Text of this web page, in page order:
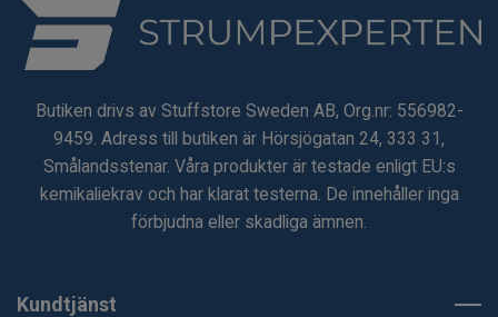
Butiken drivs av Stuffstore Sweden AB, Org.nr: 556982-
9459. Adress till butiken är Hörsjögatan 24, 333 31,
Smålandsstenar. Våra produkter är testade enligt EU:s
kemikaliekrav och har klarat testerna. De innehåller inga
förbjudna eller skadliga ämnen.
Kundtjänst